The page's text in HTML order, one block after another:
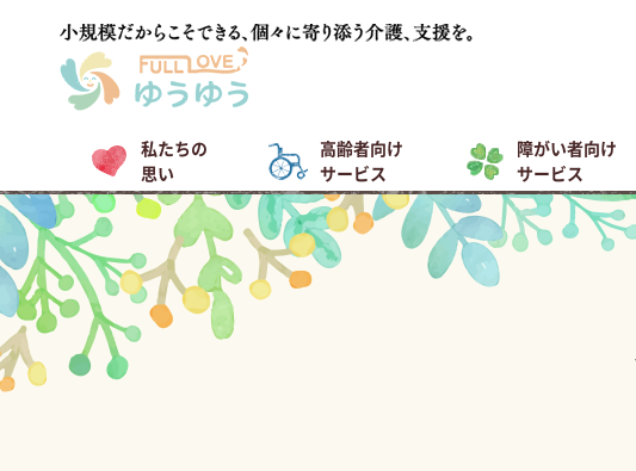
私たちの
思い
高齢者向け
サービス
障がい者向け
サービス